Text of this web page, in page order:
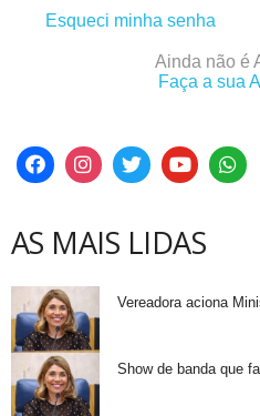
Esqueci minha senha
Ainda não é
Faça a sua
AS MAIS LIDAS
Vereadora aciona
Show de banda que